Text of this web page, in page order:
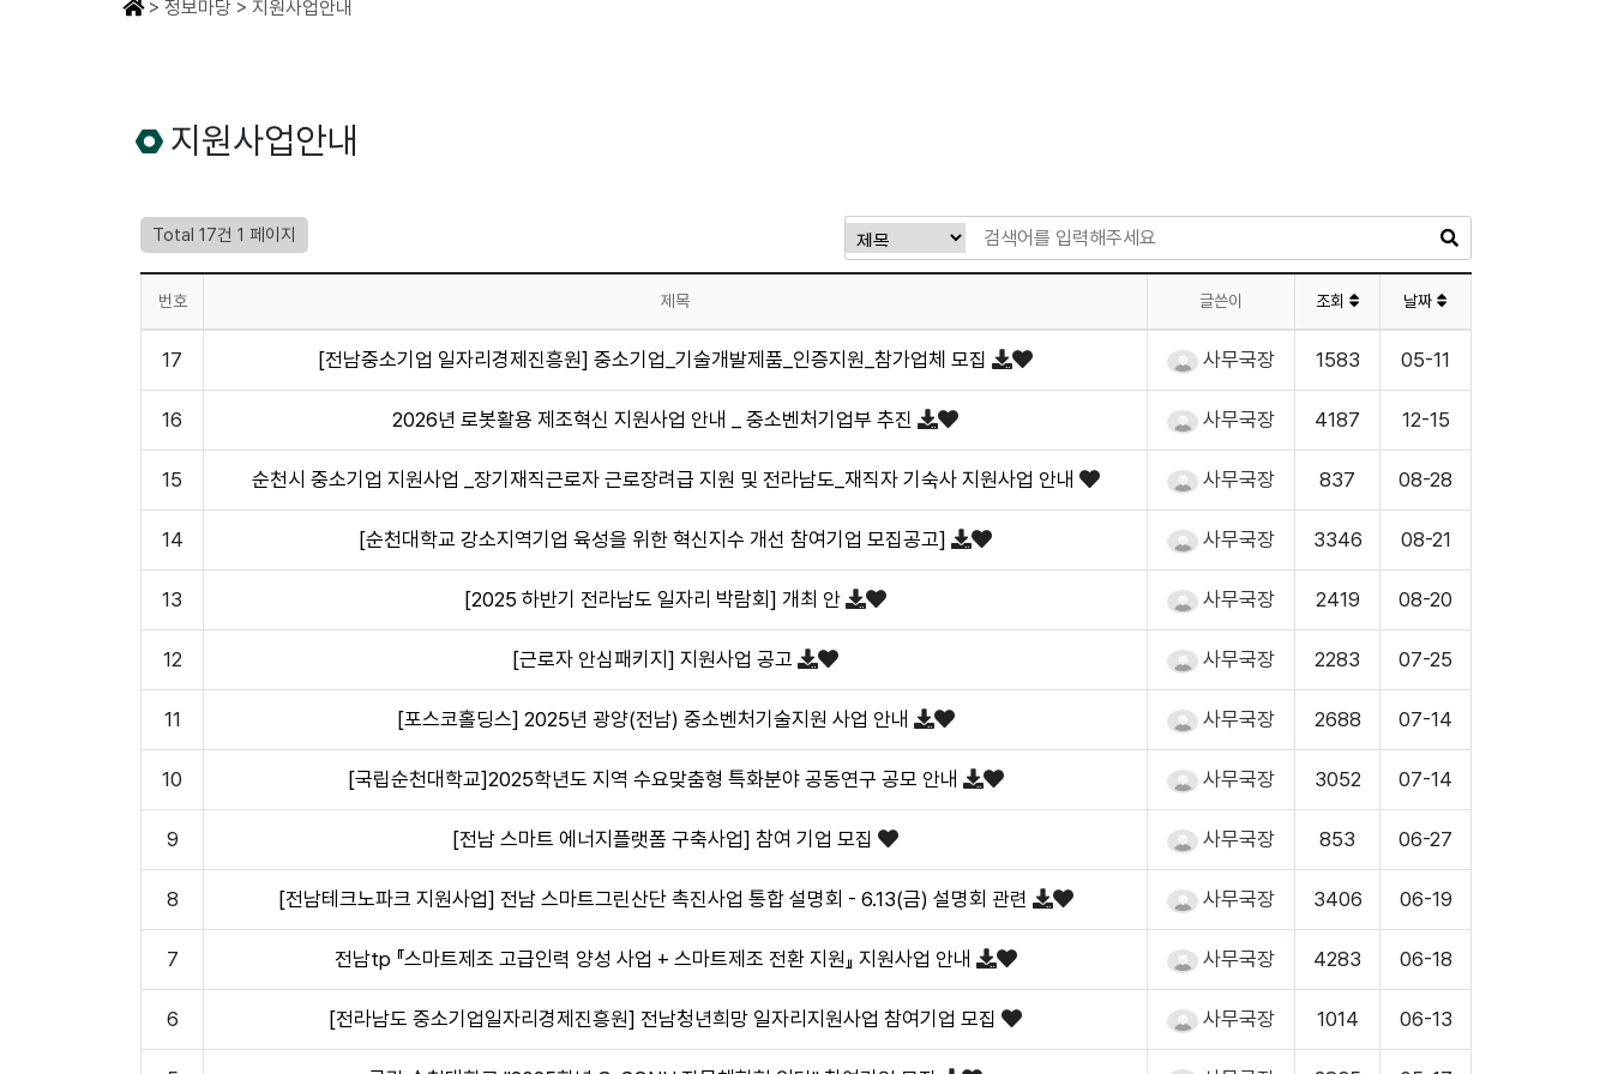
> 정보마당 > 지원사업안내
지원사업안내
Total 17건 1 페이지
번호 제목 글쓴이 조회 날짜
17 [전남중소기업 일자리경제진흥원] 중소기업_기술개발제품_인증지원_참가업체 모집 사무국장 1583 05-11
16 2026년 로봇활용 제조혁신 지원사업 안내 _ 중소벤처기업부 추진 사무국장 4187 12-15
15 순천시 중소기업 지원사업 _장기재직근로자 근로장려급 지원 및 전라남도_재직자 기숙사 지원사업 안내 사무국장 837 08-28
14 [순천대학교 강소지역기업 육성을 위한 혁신지수 개선 참여기업 모집공고] 사무국장 3346 08-21
13 [2025 하반기 전라남도 일자리 박람회] 개최 안 사무국장 2419 08-20
12 [근로자 안심패키지] 지원사업 공고 사무국장 2283 07-25
11 [포스코홀딩스] 2025년 광양(전남) 중소벤처기술지원 사업 안내 사무국장 2688 07-14
10 [국립순천대학교]2025학년도 지역 수요맞춤형 특화분야 공동연구 공모 안내 사무국장 3052 07-14
9 [전남 스마트 에너지플랫폼 구축사업] 참여 기업 모집 사무국장 853 06-27
8 [전남테크노파크 지원사업] 전남 스마트그린산단 촉진사업 통합 설명회 - 6.13(금) 설명회 관련 사무국장 3406 06-19
7 전남tp 『스마트제조 고급인력 양성 사업 + 스마트제조 전환 지원』 지원사업 안내 사무국장 4283 06-18
6 [전라남도 중소기업일자리경제진흥원] 전남청년희망 일자리지원사업 참여기업 모집 사무국장 1014 06-13